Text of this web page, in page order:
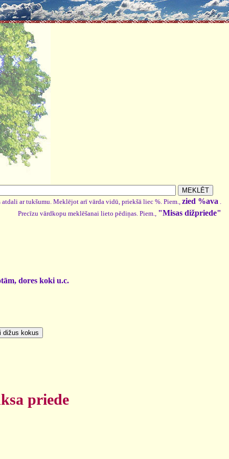
atdali ar tukšumu. Meklējot arī vārda vidū, priekšā liec %. Piem., zied %ava .
Precīzu vārdkopu meklēšanai lieto pēdiņas. Piem., "Misas dižpriede"
dores koki u.c.
priede